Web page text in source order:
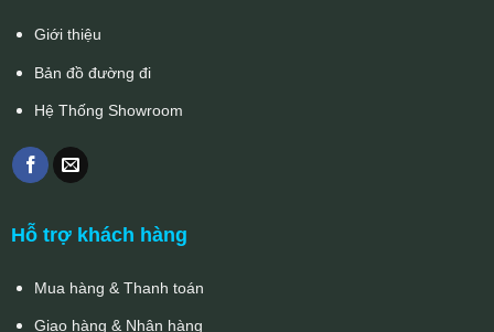
Giới thiệu
Bản đồ đường đi
Hệ Thống Showroom
Hỗ trợ khách hàng
Mua hàng & Thanh toán
Giao hàng & Nhận hàng